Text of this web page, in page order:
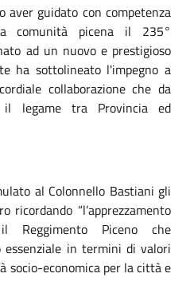
aver guidato con competenza
comunità picena il 235°
ad un nuovo e prestigioso
ha sottolineato l'impegno a
collaborazione che da
il legame tra Provincia ed
al Colonnello Bastiani gli
“l’apprezzamento
Reggimento Piceno che
in termini di valori
socio-economica per la città e